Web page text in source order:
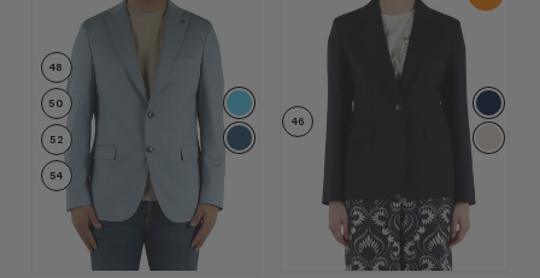
48
50
52
54
46